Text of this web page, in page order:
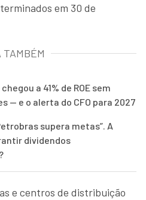
em 30 de
TAMBÉM
a 41% de ROE sem
— e o alerta do CFO para 2027
supera metas”. A
dividendos
e centros de distribuição